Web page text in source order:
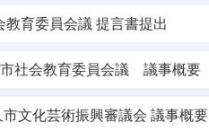
育委員会議 提言書提出
社会教育委員会議 議事概要
文化芸術振興審議会 議事概要